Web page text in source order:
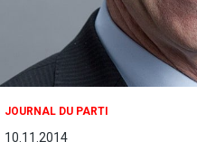
JOURNAL DU PARTI
10.11.2014